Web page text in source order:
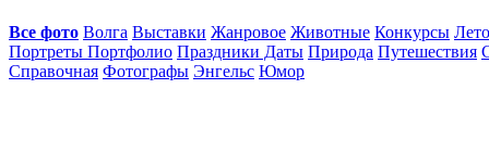
Все фото Волга Выставки Жанровое Животные Конкурсы
Портреты Портфолио Праздники Даты Природа Путешествия
Справочная Фотографы Энгельс Юмор